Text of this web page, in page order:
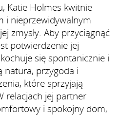
Katie Holmes kwitnie
i nieprzewidywalnym
zmysły. Aby przyciągnąć
potwierdzenie jej
się spontanicznie i
natura, przygoda i
które sprzyjają
relacjach jej partner
i spokojny dom,